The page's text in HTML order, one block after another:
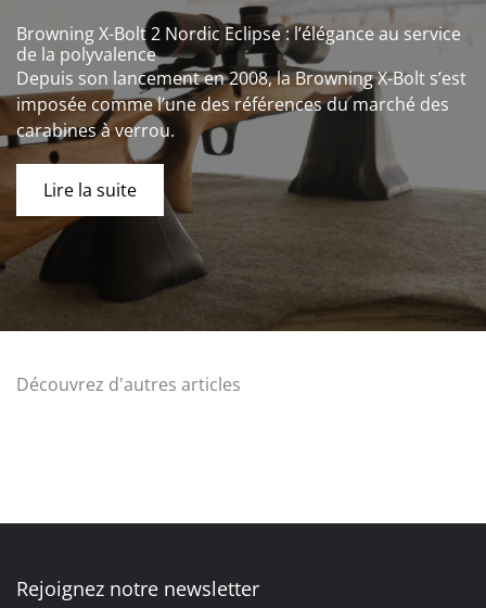
Browning X-Bolt 2 Nordic Eclipse : l’élégance au service
de la polyvalence
Depuis son lancement en 2008, la Browning X-Bolt s’est
imposée comme l’une des références du marché des
carabines à verrou.
Lire la suite
Découvrez d'autres articles
Rejoignez notre newsletter